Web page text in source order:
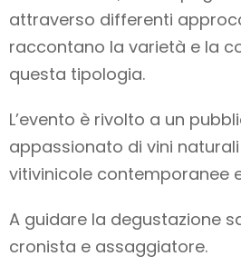
attraverso differenti
raccontano la varietà e la
questa tipologia.
L’evento è rivolto a un
appassionato di vini
vitivinicole contemporanee
A guidare la degustazione
cronista e assaggiatore.